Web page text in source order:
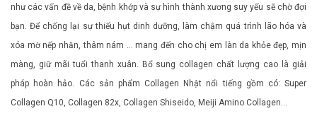
như các vấn đề về da, bệnh khớp và sự hình thành xương suy yếu sẽ chờ đợi
bạn. Để chống lại sự thiếu hụt dinh dưỡng, làm chậm quá trình lão hóa và
xóa mờ nếp nhăn, thâm nám … mang đến cho chị em làn da khỏe đẹp, mịn
màng, giữ mãi tuổi thanh xuân. Bổ sung collagen chất lượng cao là giải
pháp hoàn hảo. Các sản phẩm Collagen Nhật nổi tiếng gồm có: Super
Collagen Q10, Collagen 82x, Collagen Shiseido, Meiji Amino Collagen…